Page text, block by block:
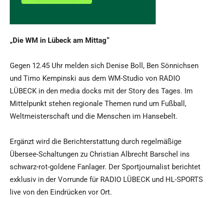
„Die WM in Lübeck am Mittag“
Gegen 12.45 Uhr melden sich Denise Boll, Ben Sönnichsen
und Timo Kempinski aus dem WM-Studio von RADIO
LÜBECK in den media docks mit der Story des Tages. Im
Mittelpunkt stehen regionale Themen rund um Fußball,
Weltmeisterschaft und die Menschen im Hansebelt.
Ergänzt wird die Berichterstattung durch regelmäßige
Übersee-Schaltungen zu Christian Albrecht Barschel ins
schwarz-rot-goldene Fanlager. Der Sportjournalist berichtet
exklusiv in der Vorrunde für RADIO LÜBECK und HL-SPORTS
live von den Eindrücken vor Ort.